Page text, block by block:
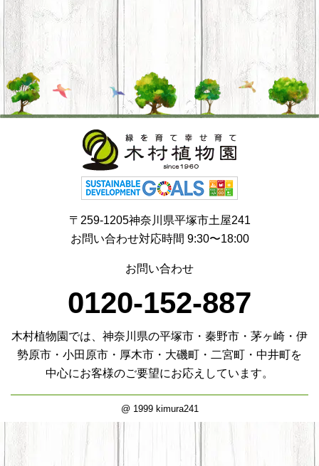
〒259-1205神奈川県平塚市土屋241
お問い合わせ対応時間 9:30〜18:00
お問い合わせ
0120-152-887
木村植物園では、神奈川県の平塚市・秦野市・茅ヶ崎・伊
勢原市・小田原市・厚木市・大磯町・二宮町・中井町を
中心にお客様のご要望にお応えしています。
@ 1999 kimura241